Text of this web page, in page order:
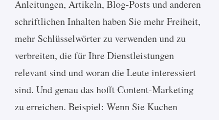
Anleitungen, Artikeln, Blog-Posts und anderen
schriftlichen Inhalten haben Sie mehr Freiheit,
mehr Schlüsselwörter zu verwenden und zu
verbreiten, die für Ihre Dienstleistungen
relevant sind und woran die Leute interessiert
sind. Und genau das hofft Content-Marketing
zu erreichen. Beispiel: Wenn Sie Kuchen